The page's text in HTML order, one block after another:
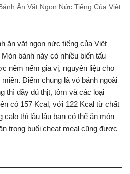
Ăn Vặt Ngon Nức Tiếng Của Việt
ăn vặt ngon nức tiếng của Việt
bánh này có nhiều biến tấu
nêm nếm gia vị, nguyên liệu cho
Điểm chung là vỏ bánh ngoài
thì đầy đủ thịt, tôm và các loại
có 157 Kcal, với 122 Kcal từ chất
calo thì lâu lâu bạn có thể ăn món
trong buổi cheat meal cũng được